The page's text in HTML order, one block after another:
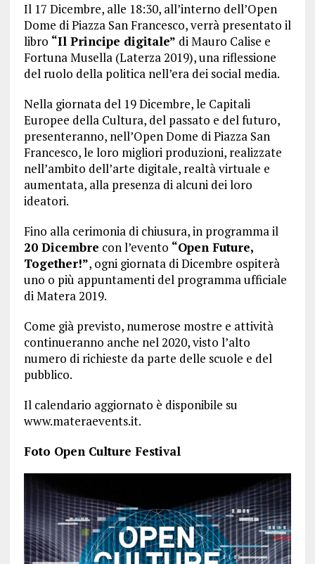
Il 17 Dicembre, alle 18:30, all’interno dell’Open
Dome di Piazza San Francesco, verrà presentato il
libro “Il Principe digitale” di Mauro Calise e
Fortuna Musella (Laterza 2019), una riflessione
del ruolo della politica nell’era dei social media.
Nella giornata del 19 Dicembre, le Capitali
Europee della Cultura, del passato e del futuro,
presenteranno, nell’Open Dome di Piazza San
Francesco, le loro migliori produzioni, realizzate
nell’ambito dell’arte digitale, realtà virtuale e
aumentata, alla presenza di alcuni dei loro
ideatori.
Fino alla cerimonia di chiusura, in programma il
20 Dicembre con l’evento “Open Future,
Together!”, ogni giornata di Dicembre ospiterà
uno o più appuntamenti del programma ufficiale
di Matera 2019.
Come già previsto, numerose mostre e attività
continueranno anche nel 2020, visto l’alto
numero di richieste da parte delle scuole e del
pubblico.
Il calendario aggiornato è disponibile su
www.materaevents.it.
Foto Open Culture Festival